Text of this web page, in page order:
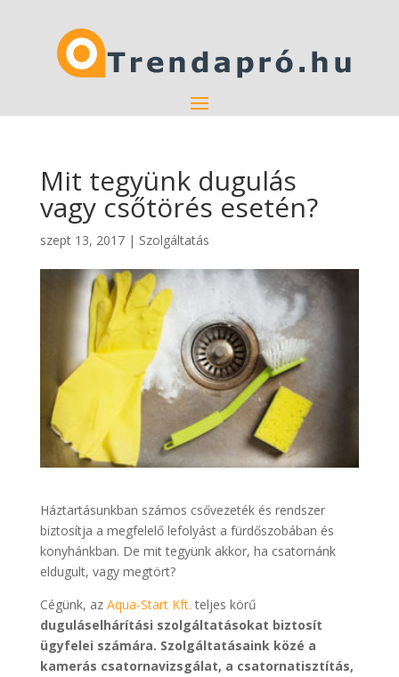
Mit tegyünk dugulás
vagy csőtörés esetén?
szept 13, 2017| Szolgáltatás
Háztartásunkban számos csővezeték és rendszer
biztosítja a megfelelő lefolyást a fürdőszobában és
konyhánkban. De mit tegyünk akkor, ha csatornánk
eldugult, vagy megtört?
Cégünk, az Aqua-Start Kft.teljes körű
duguláselhárítási szolgáltatásokat biztosít
ügyfelei számára. Szolgáltatásaink közé a
kamerás csatornavizsgálat, a csatornatisztítás,